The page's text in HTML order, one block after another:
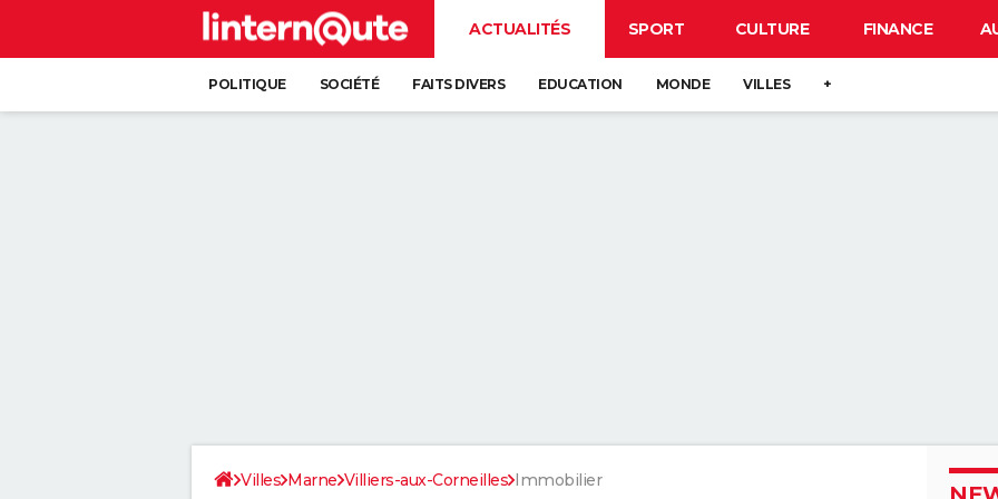
ACTUALITÉS SPORT CULTURE FINANCE
POLITIQUE SOCIÉTÉ FAITS DIVERS EDUCATION MONDE VILLES +
Villes Marne Villiers-aux-Corneilles Immobilier